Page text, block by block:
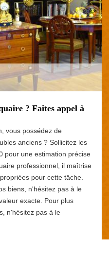
? Faites appel à
vous possédez de
anciens ? Sollicitez les
pour une estimation précise
professionnel, il maîtrise
pour cette tâche.
biens, n'hésitez pas à le
exacte. Pour plus
n'hésitez pas à le